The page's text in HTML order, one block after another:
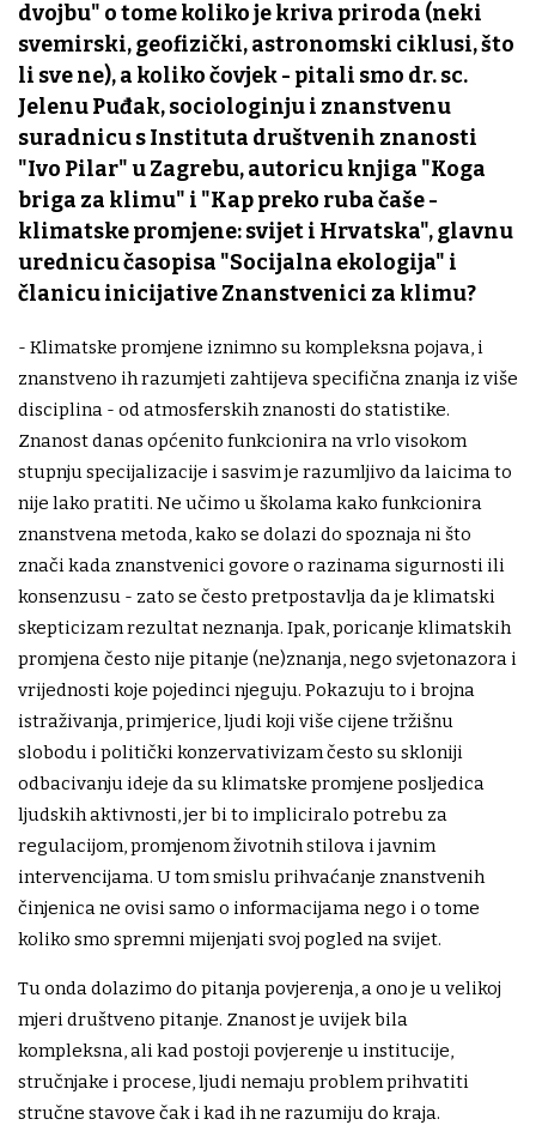
dvojbu" o tome koliko je kriva priroda (neki
svemirski, geofizički, astronomski ciklusi, što
li sve ne), a koliko čovjek - pitali smo dr. sc.
Jelenu Puđak, sociologinju i znanstvenu
suradnicu s Instituta društvenih znanosti
"Ivo Pilar" u Zagrebu, autoricu knjiga "Koga
briga za klimu" i "Kap preko ruba čaše -
klimatske promjene: svijet i Hrvatska", glavnu
urednicu časopisa "Socijalna ekologija" i
članicu inicijative Znanstvenici za klimu?
- Klimatske promjene iznimno su kompleksna pojava, i
znanstveno ih razumjeti zahtijeva specifična znanja iz više
disciplina - od atmosferskih znanosti do statistike.
Znanost danas općenito funkcionira na vrlo visokom
stupnju specijalizacije i sasvim je razumljivo da laicima to
nije lako pratiti. Ne učimo u školama kako funkcionira
znanstvena metoda, kako se dolazi do spoznaja ni što
znači kada znanstvenici govore o razinama sigurnosti ili
konsenzusu - zato se često pretpostavlja da je klimatski
skepticizam rezultat neznanja. Ipak, poricanje klimatskih
promjena često nije pitanje (ne)znanja, nego svjetonazora i
vrijednosti koje pojedinci njeguju. Pokazuju to i brojna
istraživanja, primjerice, ljudi koji više cijene tržišnu
slobodu i politički konzervativizam često su skloniji
odbacivanju ideje da su klimatske promjene posljedica
ljudskih aktivnosti, jer bi to impliciralo potrebu za
regulacijom, promjenom životnih stilova i javnim
intervencijama. U tom smislu prihvaćanje znanstvenih
činjenica ne ovisi samo o informacijama nego i o tome
koliko smo spremni mijenjati svoj pogled na svijet.
Tu onda dolazimo do pitanja povjerenja, a ono je u velikoj
mjeri društveno pitanje. Znanost je uvijek bila
kompleksna, ali kad postoji povjerenje u institucije,
stručnjake i procese, ljudi nemaju problem prihvatiti
stručne stavove čak i kad ih ne razumiju do kraja.